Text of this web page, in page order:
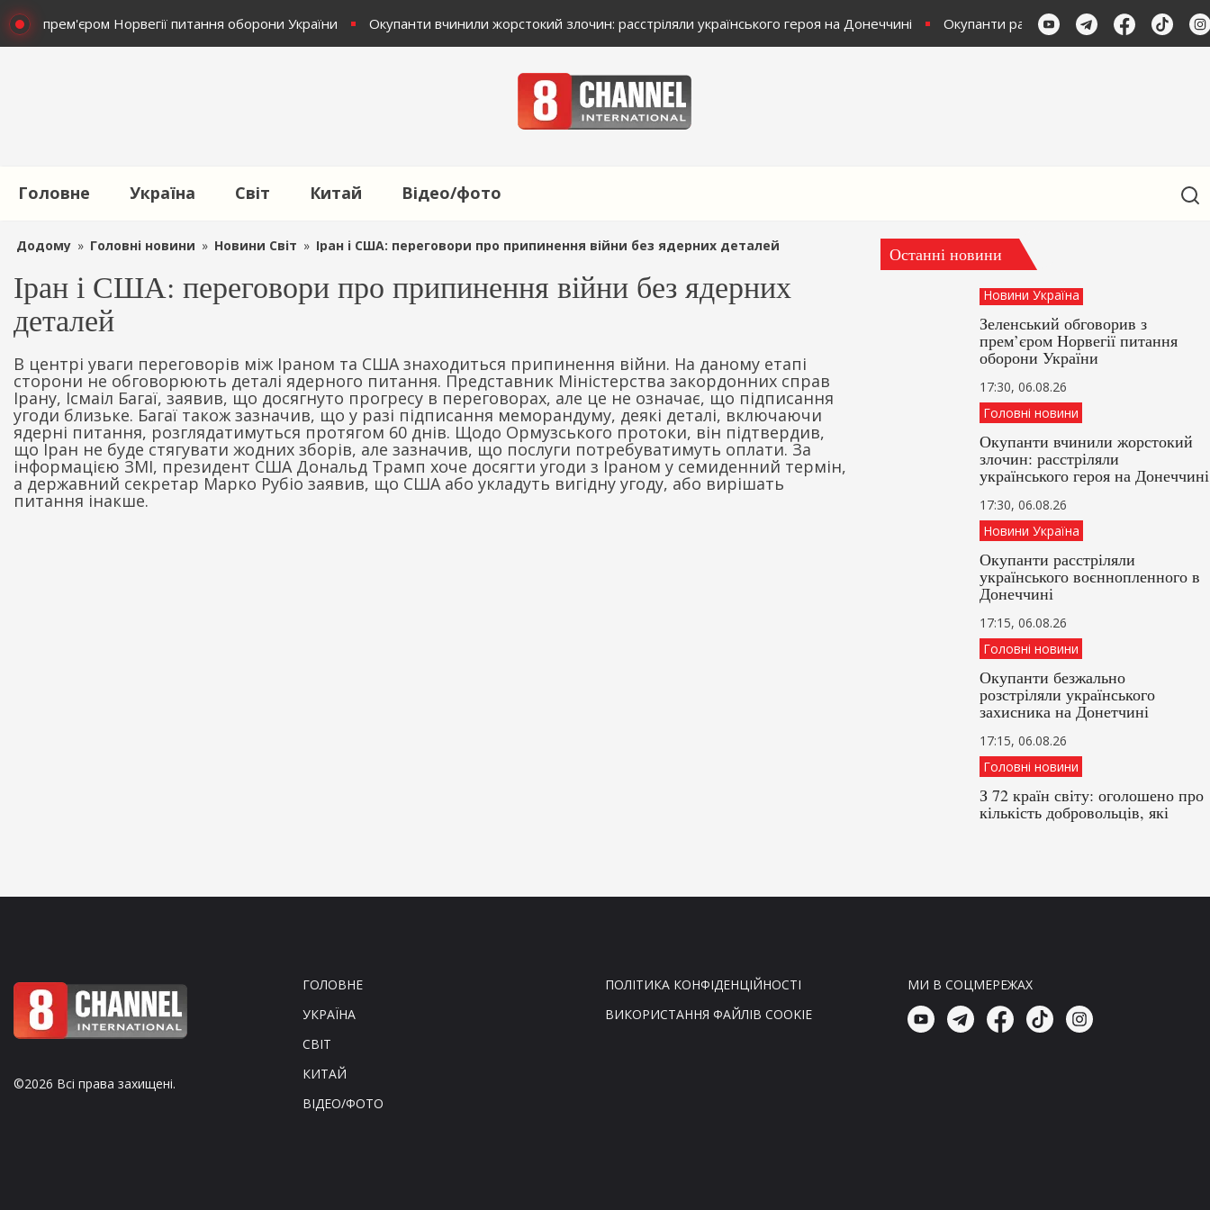
з прем'єром Норвегії питання оборони України Окупанти вчинили жорстокий злочин: расстріляли українського героя на Донеччині Окупанти расстріляли українського
Головне Україна Світ Китай Відео/фото
Додому » Головні новини » Новини Світ » Іран і США: переговори про припинення війни без ядерних деталей
Іран і США: переговори про припинення війни без ядерних
деталей
В центрі уваги переговорів між Іраном та США знаходиться припинення війни. На даному етапі
сторони не обговорюють деталі ядерного питання. Представник Міністерства закордонних справ
Ірану, Ісмаіл Багаї, заявив, що досягнуто прогресу в переговорах, але це не означає, що підписання
угоди близьке. Багаї також зазначив, що у разі підписання меморандуму, деякі деталі, включаючи
ядерні питання, розглядатимуться протягом 60 днів. Щодо Ормузського протоки, він підтвердив,
що Іран не буде стягувати жодних зборів, але зазначив, що послуги потребуватимуть оплати. За
інформацією ЗМІ, президент США Дональд Трамп хоче досягти угоди з Іраном у семиденний термін,
а державний секретар Марко Рубіо заявив, що США або укладуть вигідну угоду, або вирішать
питання інакше.
Останні новини
Новини Україна
Зеленський обговорив з
прем’єром Норвегії питання
оборони України
17:30, 06.08.26
Головні новини
Окупанти вчинили жорстокий
злочин: расстріляли
українського героя на Донеччині
17:30, 06.08.26
Новини Україна
Окупанти расстріляли
українського воєннопленного в
Донеччині
17:15, 06.08.26
Головні новини
Окупанти безжально
розстріляли українського
захисника на Донетчині
17:15, 06.08.26
Головні новини
З 72 країн світу: оголошено про
кількість добровольців, які
стали на захист України
16:57, 06.08.26
Головні новини
З 72 країн світу: оголошено
©2026 Всі права захищені.
ГОЛОВНЕ
УКРАЇНА
СВІТ
КИТАЙ
ВІДЕО/ФОТО
ПОЛІТИКА КОНФІДЕНЦІЙНОСТІ
ВИКОРИСТАННЯ ФАЙЛІВ COOKIE
МИ В СОЦМЕРЕЖАХ